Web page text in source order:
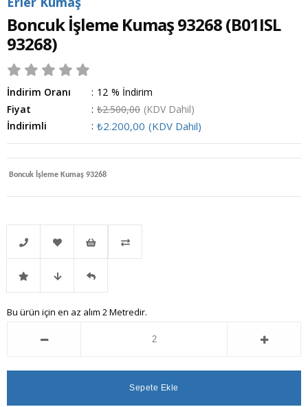
Boncuk İşleme Kumaş 93268(B01ISL
93268)
İndirim Oranı : %
12
İndirim
Fiyat
: ₺2.500,00 (KDV Dahil)
İndirimli
: ₺2.200,00 (KDV Dahil)
Boncuk İşleme Kumaş 93268
Telefonla
Sipariş
Favorilere
Ekle
İstek
Listeme
İndirimli Fiyat Gelince
Bu ürün için en az alım 2 Metredir.